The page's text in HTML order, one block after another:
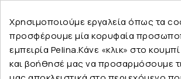
Εταιρεία
Χρησιμοποιούμε εργαλεία όπως τα
προσφέρουμε μία κορυφαία
εμπειρία Pelina.Κάνε «κλικ» στο κουμπί
και βοήθησέ μας να προσαρμόσουμε